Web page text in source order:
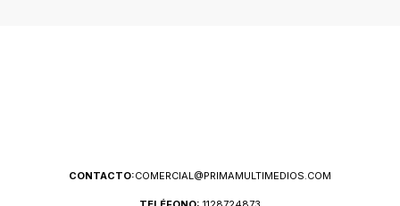
CONTACTO:COMERCIAL@PRIMAMULTIMEDIOS.COM